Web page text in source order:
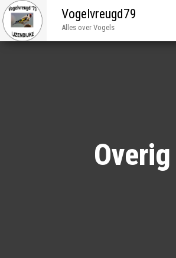
Vogelvreugd79
Alles over Vogels
Overig